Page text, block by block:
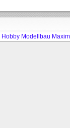
Hobby Modellbau